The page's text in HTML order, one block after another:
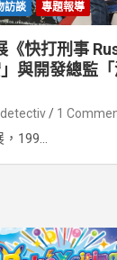
訪談 專題報導
《快打刑事
與開發總監
detectiv 1
199...